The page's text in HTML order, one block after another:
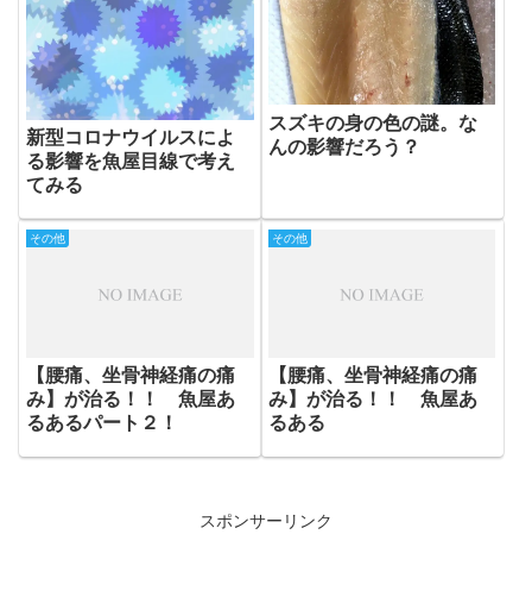
新型コロナウイルスによ
る影響を魚屋目線で考え
てみる
スズキの身の色の謎。な
んの影響だろう？
その他
【腰痛、坐骨神経痛の痛
み】が治る！！ 魚屋あ
るあるパート２！
その他
【腰痛、坐骨神経痛の痛
み】が治る！！ 魚屋あ
るある
スポンサーリンク